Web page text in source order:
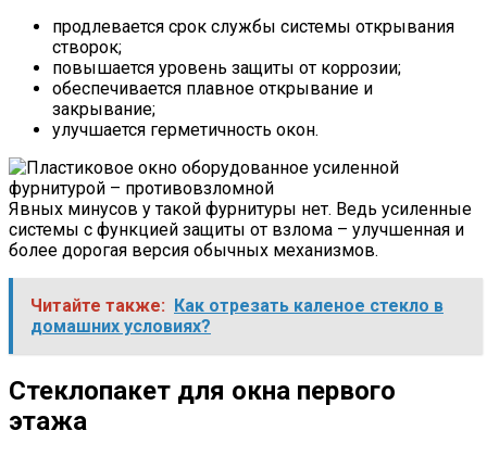
продлевается срок службы системы открывания
створок;
повышается уровень защиты от коррозии;
обеспечивается плавное открывание и
закрывание;
улучшается герметичность окон.
Явных минусов у такой фурнитуры нет. Ведь усиленные
системы с функцией защиты от взлома – улучшенная и
более дорогая версия обычных механизмов.
Читайте также: Как отрезать каленое стекло в
домашних условиях?
Стеклопакет для окна первого
этажа